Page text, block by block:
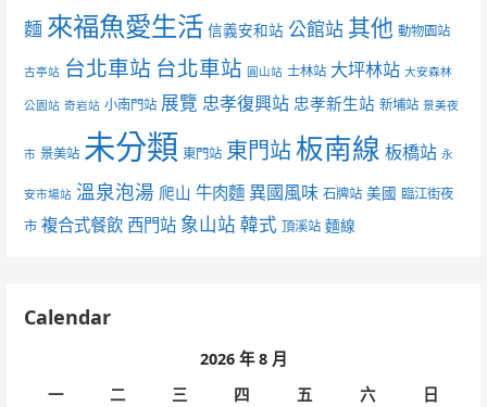
麵 來福魚愛生活 信義安和站 公館站 其他 動物園站
古亭站 台北車站 台北車站 圓山站 士林站 大坪林站 大安森林
公園站 奇岩站 小南門站 展覽 忠孝復興站 忠孝新生站 新埔站 景美夜
市 景美站 未分類 東門站 東門站板南線 板橋站 永
安市場站 溫泉泡湯 爬山 牛肉麵 異國風味 石牌站 美國 臨江街夜
市 複合式餐飲 西門站 象山站 韓式 頂溪站 麵線
Calendar
2026 年 8 月
一
二 三 四 五 六
日